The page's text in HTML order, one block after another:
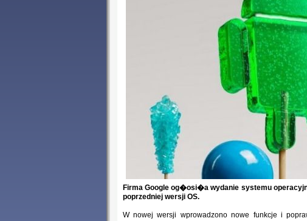
Firma Google og�osi�a wydanie systemu
poprzedniej wersji OS.
W nowej wersji wprowadzono nowe funkcje i